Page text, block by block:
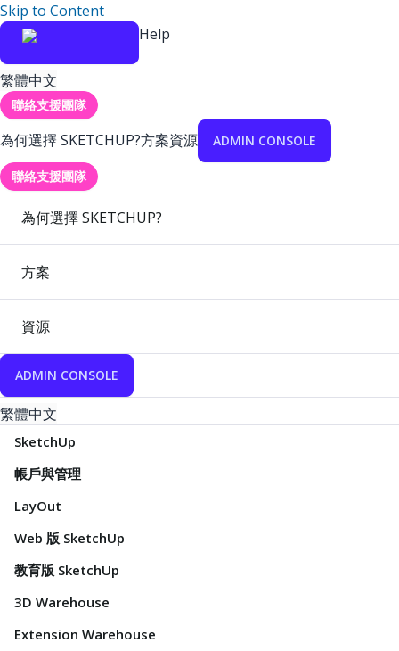
Skip to Content
Help
繁體中文
聯絡支援團隊
為何選擇 SKETCHUP?方案資源 ADMIN CONSOLE
聯絡支援團隊
為何選擇 SKETCHUP?
方案
資源
ADMIN CONSOLE
繁體中文
SketchUp
帳戶與管理
LayOut
Web 版 SketchUp
教育版 SketchUp
3D Warehouse
Extension Warehouse